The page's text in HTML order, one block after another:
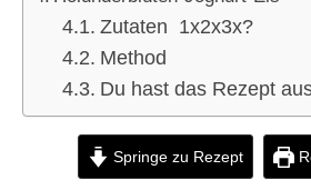
Zutaten 1x2x3x?
Method
Du hast das Rezept
Springe zu Rezept